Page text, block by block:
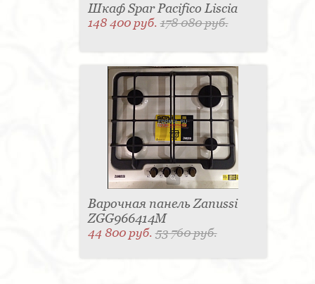
Шкаф Spar Pacifico Liscia
148 400 руб.178 080 руб.
Варочная панель Zanussi
ZGG966414M
44 800 руб.53 760 руб.